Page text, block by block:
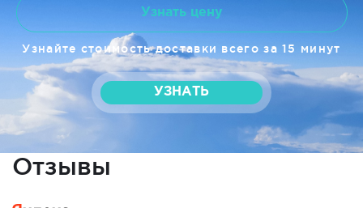
Узнать цену
Узнайте стоимость доставки всего за 15 минут
УЗНАТЬ
Отзывы